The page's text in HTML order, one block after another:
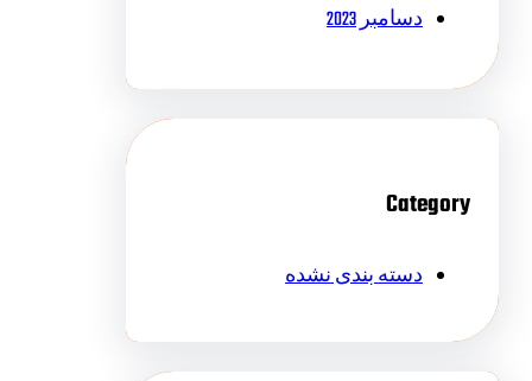
دسامبر 2023
Category
دسته بندی نشده